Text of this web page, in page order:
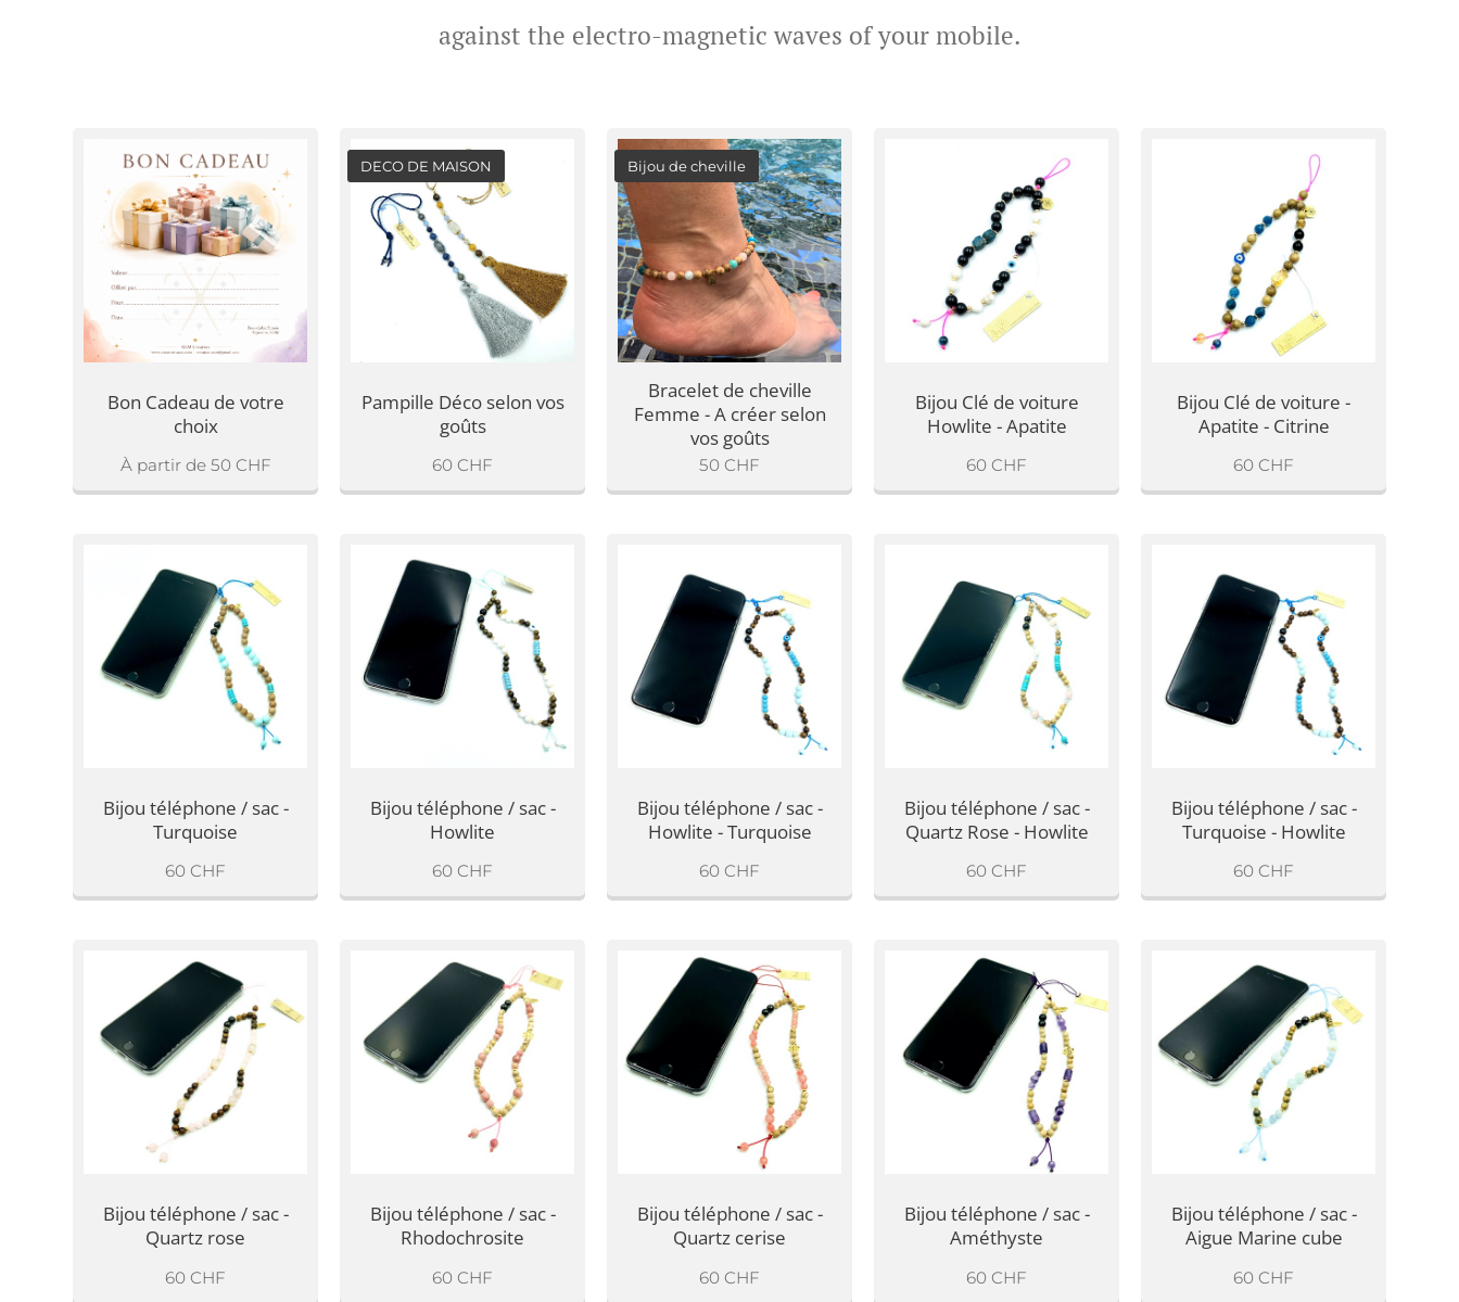
against the electro-magnetic waves of your mobile.
Bon Cadeau de votre
choix
À partir de 50CHF
Pampille Déco selon vos
goûts
DECO DE MAISON
60 CHF
Bracelet de cheville
Femme - A créer selon
vos goûts
Bijou de cheville
50 CHF
Bijou Clé de voiture
Howlite - Apatite
60 CHF
Bijou Clé de voiture -
Apatite - Citrine
60 CHF
Bijou téléphone / sac -
Turquoise
60 CHF
Bijou téléphone / sac -
Howlite
60 CHF
Bijou téléphone / sac -
Howlite - Turquoise
60 CHF
Bijou téléphone / sac -
Quartz Rose - Howlite
60 CHF
Bijou téléphone / sac -
Turquoise - Howlite
60 CHF
Bijou téléphone / sac -
Quartz rose
60 CHF
Bijou téléphone / sac -
Rhodochrosite
60 CHF
Bijou téléphone / sac -
Quartz cerise
60 CHF
Bijou téléphone / sac -
Améthyste
60 CHF
Bijou téléphone / sac -
Aigue Marine cube
60 CHF